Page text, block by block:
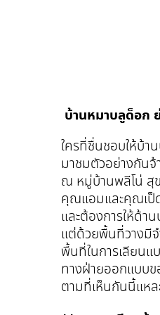
บ้านหมาบลูด็อก
ใครที่ชื่นชอบให้บ้
มาชมตัวอย่างกัน
ณ หมู่บ้านพลีโน่ สุ
คุณแอมและคุณเป็
และต้องการให้ด้า
แต่ด้วยพื้นที่วางมี
พื้นที่ในการเลียนแ
ทางฝ่ายออกแบบข
ตามที่เห็นกันนี้แหล